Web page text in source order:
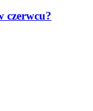
czerwcu?